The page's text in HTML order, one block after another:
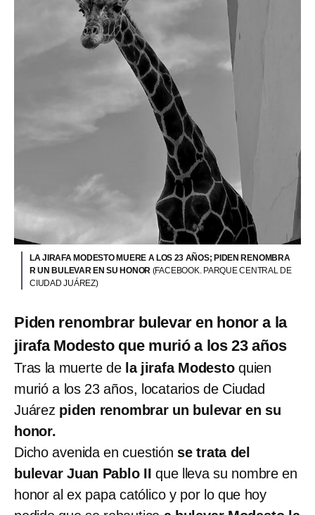
LA JIRAFA MODESTO MUERE A LOS 23 AÑOS; PIDEN RENOMBRA
R UN BULEVAR EN SU HONOR (FACEBOOK. PARQUE CENTRAL DE
CIUDAD JUÁREZ)
Piden renombrar bulevar en honor a la
jirafa Modesto que murió a los 23 años
Tras la muerte dela jirafa Modestoquien
murió a los 23 años, locatarios de Ciudad
Juárez piden renombrar un bulevar en su
honor.
Dicho avenida en cuestión se trata del
bulevar Juan Pablo II que lleva su nombre en
honor al ex papa católico y por lo que hoy